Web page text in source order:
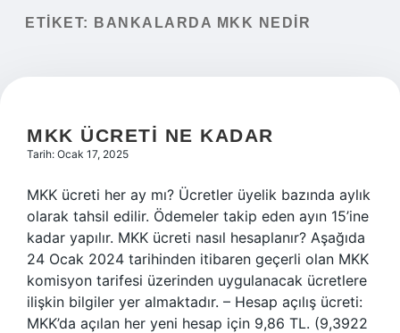
Yasal Uyarı
ETIKET: BANKALARDA MKK NEDIR
MKK ÜCRETI NE KADAR
Tarih: Ocak 17, 2025
MKK ücreti her ay mı? Ücretler üyelik bazında aylık
olarak tahsil edilir. Ödemeler takip eden ayın 15’ine
kadar yapılır. MKK ücreti nasıl hesaplanır? Aşağıda
24 Ocak 2024 tarihinden itibaren geçerli olan MKK
komisyon tarifesi üzerinden uygulanacak ücretlere
ilişkin bilgiler yer almaktadır. – Hesap açılış ücreti:
MKK’da açılan her yeni hesap için 9,86 TL. (9,3922